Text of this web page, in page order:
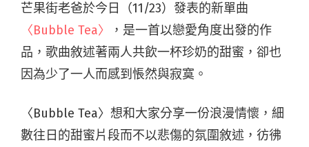
芒果街老爸於今日（11/23）發表的新單曲
〈Bubble Tea〉
，是一首以戀愛角度出發的作
品，歌曲敘述著兩人共飲一杯珍奶的甜蜜，卻也
因為少了一人而感到悵然與寂寞。
〈Bubble Tea〉想和大家分享一份浪漫情懷，細
數往日的甜蜜片段而不以悲傷的氛圍敘述，彷彿